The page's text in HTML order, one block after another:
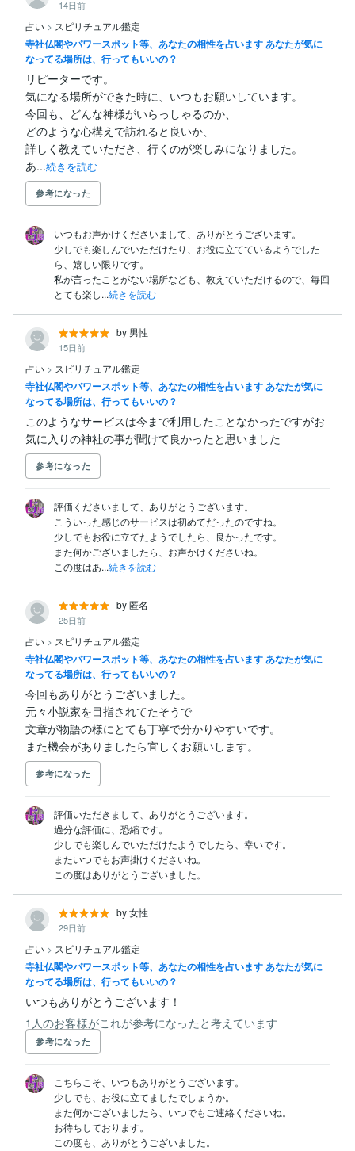
14日前
占い > スピリチュアル鑑定
寺社仏閣やパワースポット等、あなたの相性を占います あなたが気に
なってる場所は、行ってもいいの？
リピーターです。
気になる場所ができた時に、いつもお願いしています。
今回も、どんな神様がいらっしゃるのか、
どのような心構えで訪れると良いか、
詳しく教えていただき、行くのが楽しみになりました。
あ...続きを読む
参考になった
いつもお声かけくださいまして、ありがとうございます。
少しでも楽しんでいただけたり、お役に立てているようでした
ら、嬉しい限りです。
私が言ったことがない場所なども、教えていただけるので、毎回
とても楽し...続きを読む
by 男性
15日前
占い > スピリチュアル鑑定
寺社仏閣やパワースポット等、あなたの相性を占います あなたが気に
なってる場所は、行ってもいいの？
このようなサービスは今まで利用したことなかったですがお
気に入りの神社の事が聞けて良かったと思いました
参考になった
評価くださいまして、ありがとうございます。
こういった感じのサービスは初めてだったのですね。
少しでもお役に立てたようでしたら、良かったです。
また何かございましたら、お声かけくださいね。
この度はあ...続きを読む
by 匿名
25日前
占い > スピリチュアル鑑定
寺社仏閣やパワースポット等、あなたの相性を占います あなたが気に
なってる場所は、行ってもいいの？
今回もありがとうございました。
元々小説家を目指されてたそうで
文章が物語の様にとても丁寧で分かりやすいです。
また機会がありましたら宜しくお願いします。
参考になった
評価いただきまして、ありがとうございます。
過分な評価に、恐縮です。
少しでも楽しんでいただけたようでしたら、幸いです。
またいつでもお声掛けくださいね。
この度はありがとうございました。
by 女性
29日前
占い > スピリチュアル鑑定
寺社仏閣やパワースポット等、あなたの相性を占います あなたが気に
なってる場所は、行ってもいいの？
いつもありがとうございます！
1人のお客様がこれが参考になったと考えています
参考になった
こちらこそ、いつもありがとうございます。
少しでも、お役に立てましたでしょうか。
また何かございましたら、いつでもご連絡くださいね。
お待ちしております。
この度も、ありがとうございました。